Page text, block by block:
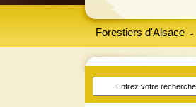
Forestiers d'Alsace -